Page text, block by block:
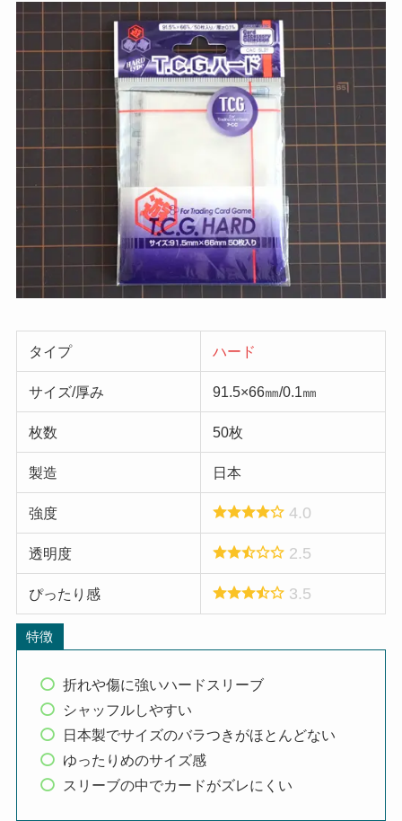
タイプ ハード
サイズ/厚み 91.5×66㎜/0.1㎜
枚数 50枚
製造 日本
強度 4.0
透明度 2.5
ぴったり感 3.5
特徴
折れや傷に強いハードスリーブ
シャッフルしやすい
日本製でサイズのバラつきがほとんどない
ゆったりめのサイズ感
スリーブの中でカードがズレにくい